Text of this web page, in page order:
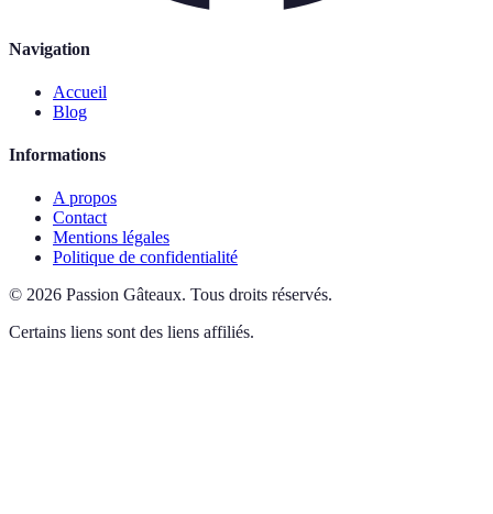
Navigation
Accueil
Blog
Informations
A propos
Contact
Mentions légales
Politique de confidentialité
© 2026 Passion Gâteaux. Tous droits réservés.
Certains liens sont des liens affiliés.